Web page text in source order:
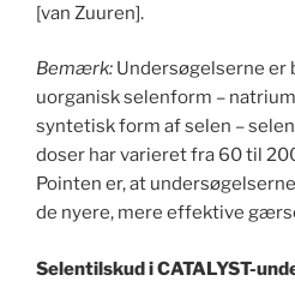
[van Zuuren].
Bemærk: Undersøgelserne er
uorganisk selenform –
syntetisk form af selen –
doser har varieret fra 60 til
Pointen er, at
de nyere, mere effektive
Selentilskud i CATALYST-